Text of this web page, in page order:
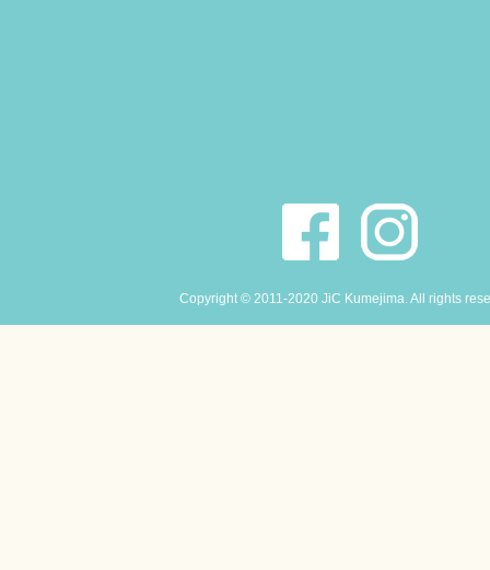
Copyright © 2011-2020 JiC Kumejima. All rights